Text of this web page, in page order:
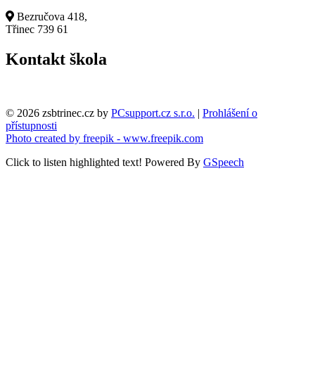
Bezručova 418,
Třinec 739 61
Kontakt škola
© 2026 zsbtrinec.cz by PCsupport.cz s.r.o. | Prohlášení o
přístupnosti
Photo created by freepik - www.freepik.com
Click to listen highlighted text! Powered By GSpeech